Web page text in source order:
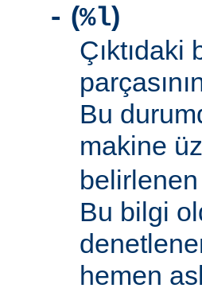
- (%l)
Bu
makine
Bu bilgi
hemen